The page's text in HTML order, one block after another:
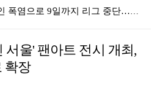
KBO, 기록적인 폭염으로 9일까지 리그 중단…내달 6…
이강인, 드디어 아틀레티코 선수단과 만났다…시메오네 감…
서울' 팬아트 전시 개최,
확장